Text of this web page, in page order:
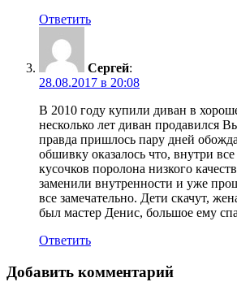
Ответить
Сергей:
28.08.2017 в 20:08
В 2010 году купили диван в
несколько лет диван продавился
правда пришлось пару дней
обшивку оказалось что, внутри
кусочков поролона низкого
заменили внутренности и уже
все замечательно. Дети скачут,
был мастер Денис, большое ему
Ответить
Добавить комментарий